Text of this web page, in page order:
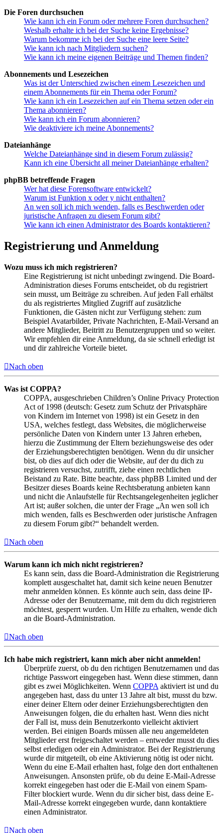
Die Foren durchsuchen
Wie kann ich ein Forum oder mehrere Foren durchsuchen?
Weshalb erhalte ich bei der Suche keine Ergebnisse?
Warum bekomme ich bei der Suche eine leere Seite?
Wie kann ich nach Mitgliedern suchen?
Wie kann ich meine eigenen Beiträge und Themen finden?
Abonnements und Lesezeichen
Was ist der Unterschied zwischen einem Lesezeichen und
einem Abonnements für ein Thema oder Forum?
Wie kann ich ein Lesezeichen auf ein Thema setzen oder ein
Thema abonnieren?
Wie kann ich ein Forum abonnieren?
Wie deaktiviere ich meine Abonnements?
Dateianhänge
Welche Dateianhänge sind in diesem Forum zulässig?
Kann ich eine Übersicht all meiner Dateianhänge erhalten?
phpBB betreffende Fragen
Wer hat diese Forensoftware entwickelt?
Warum ist Funktion x oder y nicht enthalten?
An wen soll ich mich wenden, falls es Beschwerden oder
juristische Anfragen zu diesem Forum gibt?
Wie kann ich einen Administrator des Boards kontaktieren?
Registrierung und Anmeldung
Wozu muss ich mich registrieren?
Eine Registrierung ist nicht unbedingt zwingend. Die Board-
Administration dieses Forums entscheidet, ob du registriert
sein musst, um Beiträge zu schreiben. Auf jeden Fall erhältst
du als registriertes Mitglied Zugriff auf zusätzliche
Funktionen, die Gästen nicht zur Verfügung stehen: zum
Beispiel Avatarbilder, Private Nachrichten, E-Mail-Versand an
andere Mitglieder, Beitritt zu Benutzergruppen und so weiter.
Wir empfehlen dir eine Anmeldung, da sie schnell erledigt ist
und dir zahlreiche Vorteile bietet.
Nach oben
Was ist COPPA?
COPPA, ausgeschrieben Children’s Online Privacy Protection
Act of 1998 (deutsch: Gesetz zum Schutz der Privatsphäre
von Kindern im Internet von 1998) ist ein Gesetz in den
USA, welches festlegt, dass Websites, die möglicherweise
persönliche Daten von Kindern unter 13 Jahren erheben,
hierzu die Zustimmung der Eltern beziehungsweise des oder
der Erziehungsberechtigten benötigen. Wenn du dir unsicher
bist, ob dies auf dich oder die Website, auf der du dich zu
registrieren versuchst, zutrifft, ziehe einen rechtlichen
Beistand zu Rate. Bitte beachte, dass phpBB Limited und der
Besitzer dieses Boards keine Rechtsberatung anbieten kann
und nicht die Anlaufstelle für Rechtsangelegenheiten jeglicher
Art ist; außer solchen, die unter der Frage „An wen soll ich
mich wenden, falls es Beschwerden oder juristische Anfragen
zu diesem Forum gibt?“ behandelt werden.
Nach oben
Warum kann ich mich nicht registrieren?
Es kann sein, dass die Board-Administration die Registrierung
komplett ausgeschaltet hat, damit sich keine neuen Benutzer
mehr anmelden können. Es könnte auch sein, dass deine IP-
Adresse oder der Benutzername, mit dem du dich registrieren
möchtest, gesperrt wurden. Um Hilfe zu erhalten, wende dich
an die Board-Administration.
Nach oben
Ich habe mich registriert, kann mich aber nicht anmelden!
Überprüfe zuerst, ob du den richtigen Benutzernamen und das
richtige Passwort eingegeben hast. Wenn diese stimmen, dann
gibt es zwei Möglichkeiten. Wenn COPPA aktiviert ist und du
angegeben hast, dass du unter 13 Jahre alt bist, musst du bzw.
einer deiner Eltern oder deiner Erziehungsberechtigten den
Anweisungen folgen, die du erhalten hast. Wenn dies nicht
der Fall ist, muss dein Benutzerkonto vielleicht aktiviert
werden. Bei einigen Boards müssen alle neu angemeldeten
Mitglieder erst freigeschaltet werden – entweder musst du dies
selbst erledigen oder ein Administrator. Bei der Registrierung
wurde dir mitgeteilt, ob eine Aktivierung nötig ist oder nicht.
Wenn du eine E-Mail erhalten hast, folge den dort enthaltenen
Anweisungen. Ansonsten prüfe, ob du deine E-Mail-Adresse
korrekt eingegeben hast oder die E-Mail von einem Spam-
Filter blockiert wurde. Wenn du dir sicher bist, dass deine E-
Mail-Adresse korrekt eingegeben wurde, dann kontaktiere
einen Administrator.
Nach oben